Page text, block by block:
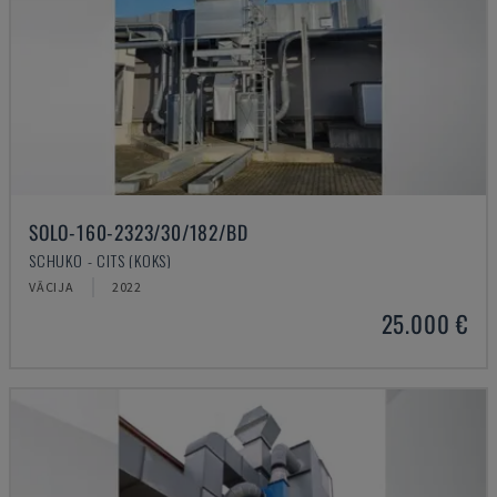
SOLO-160-2323/30/182/BD
SCHUKO - CITS (KOKS)
VĀCIJA 2022
25.000 €